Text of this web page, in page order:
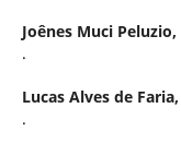
Joênes Muci Peluzio,
.
Lucas Alves de Faria,
.